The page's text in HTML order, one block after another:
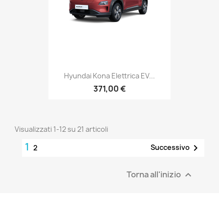
Hyundai Kona Elettrica EV...
371,00 €
Visualizzati 1-12 su 21 articoli
1 2 Successivo 
Torna all'inizio 